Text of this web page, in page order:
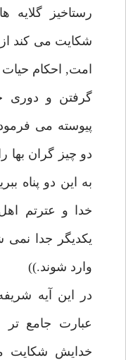
رستاخيز گلايه
شكايت مى كند
امت, احكام
گرفتن و دورى
پيوسته مى
دو چيز گران بها
به اين دو پناه
خدا و عترتم
يكديگر جدا
وارد شوند.))
در اين آيه
عبارت جامع
خدايش شكايت